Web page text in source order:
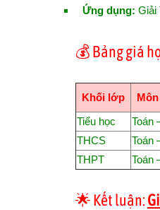
Ứng dụng: Giải
💰 Bảng giá
Khối lớp
Tiểu học
Toán
THCS
Toán
THPT
Toán
🌟 Kết luận: